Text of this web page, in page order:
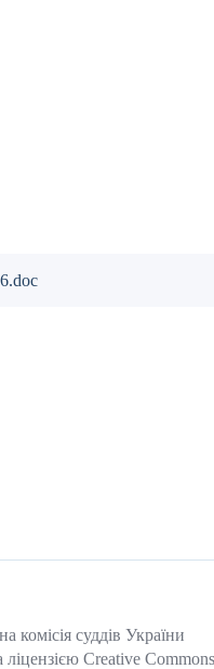
комісія суддів України
Creative